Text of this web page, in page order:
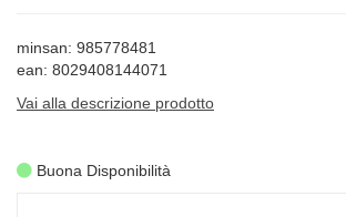
minsan: 985778481
ean: 8029408144071
Vai alla descrizione prodotto
Buona Disponibilità